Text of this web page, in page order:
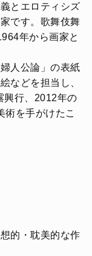
とエロティシズ
です。歌舞伎舞
年から画家と
人公論」の表紙
などを担当し、
興行、2012年の
術を手がけたこ
的・耽美的な作